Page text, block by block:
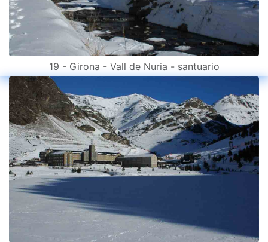
19 - Girona - Vall de Nuria - santuario